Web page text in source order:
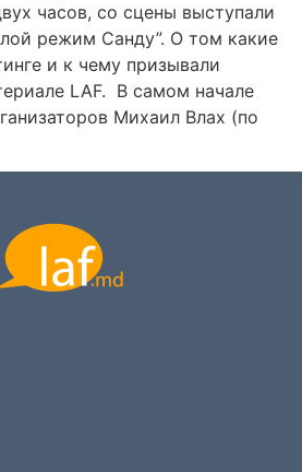
часов, со сцены выступали
режим Санду”. О том какие
и к чему призывали
LAF. В самом начале
Михаил Влах (по